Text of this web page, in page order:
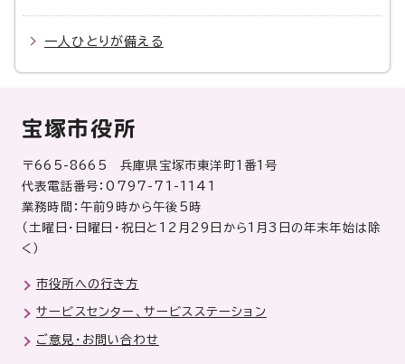
一人ひとりが備える
宝塚市役所
〒665-8665 兵庫県宝塚市東洋町1番1号
代表電話番号：0797-71-1141
業務時間：午前9時から午後5時
（土曜日・日曜日・祝日と12月29日から1月3日の年末年始は除
く）
市役所への行き方
サービスセンター、サービスステーション
ご意見・お問い合わせ